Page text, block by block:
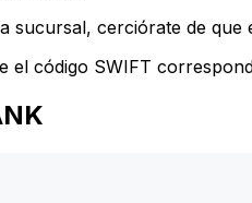
sucursal, cerciórate de
código SWIFT